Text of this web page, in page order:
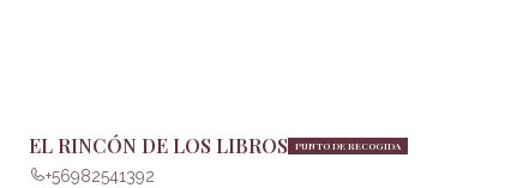
EL RINCÓN DE LOS LIBROS PUNTO DE RECOGIDA
+56982541392